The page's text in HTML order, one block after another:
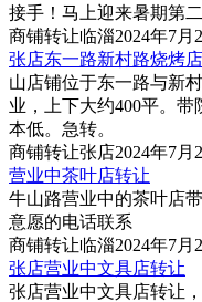
接手！马上迎来暑期第
商铺转让临淄2024年7月
张店东一路新村路烧烤
山店铺位于东一路与新
业，上下大约400平。
本低。急转。
商铺转让张店2024年7月
营业中茶叶店转让
牛山路营业中的茶叶店
意愿的电话联系
商铺转让临淄2024年7月
张店营业中文具店转让
张店营业中文具店转让